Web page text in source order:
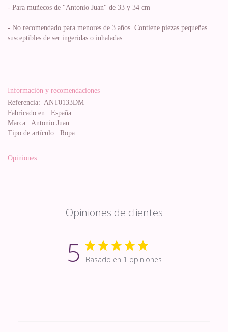
- Para muñecos de "Antonio Juan" de 33 y 34 cm
- No recomendado para menores de 3 años. Contiene piezas pequeñas
susceptibles de ser ingeridas o inhaladas.
Información y recomendaciones
Referencia: ANT0133DM
Fabricado en: España
Marca: Antonio Juan
Tipo de artículo: Ropa
Opiniones
Opiniones de clientes
5 Basado en 1 opiniones